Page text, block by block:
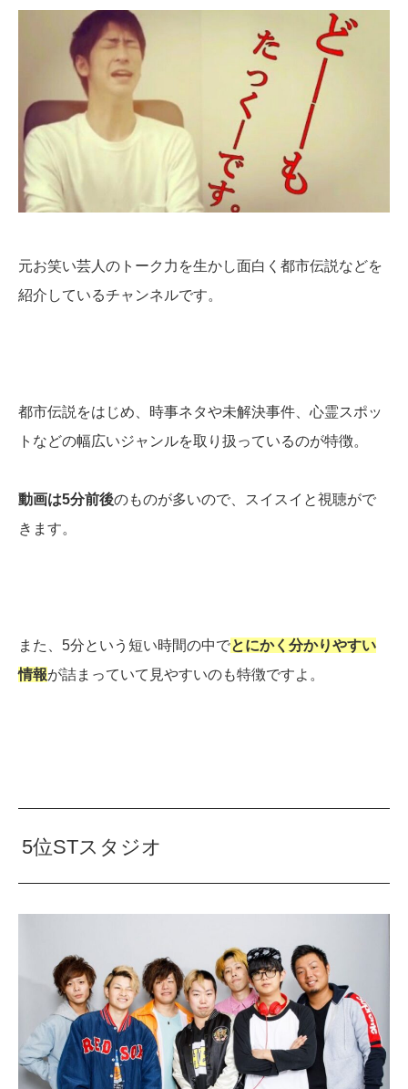
元お笑い芸人のトーク力を生かし面白く都市伝説などを
紹介しているチャンネルです。
都市伝説をはじめ、時事ネタや未解決事件、心霊スポッ
トなどの幅広いジャンルを取り扱っているのが特徴。
動画は5分前後のものが多いので、スイスイと視聴がで
きます。
また、5分という短い時間の中でとにかく分かりやすい
情報が詰まっていて見やすいのも特徴ですよ。
5位STスタジオ